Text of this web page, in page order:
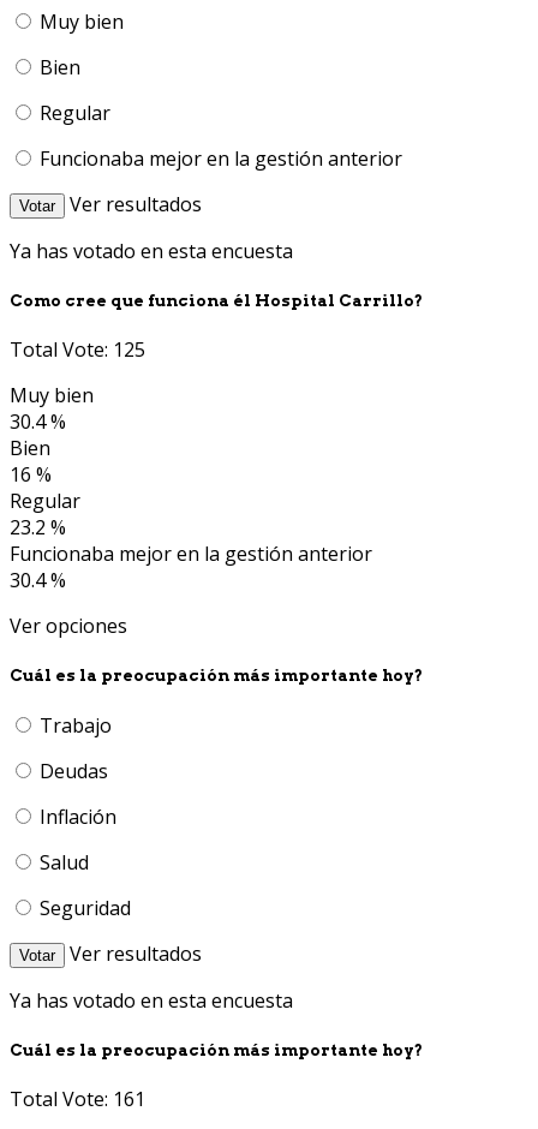
Muy bien
Bien
Regular
Funcionaba mejor en la gestión anterior
Votar
Ver resultados
Ya has votado en esta encuesta
Como cree que funciona él Hospital Carrillo?
Total Vote: 125
Muy bien
30.4 %
Bien
16 %
Regular
23.2 %
Funcionaba mejor en la gestión anterior
30.4 %
Ver opciones
Cuál es la preocupación más importante hoy?
Trabajo
Deudas
Inflación
Salud
Seguridad
Votar
Ver resultados
Ya has votado en esta encuesta
Cuál es la preocupación más importante hoy?
Total Vote: 161